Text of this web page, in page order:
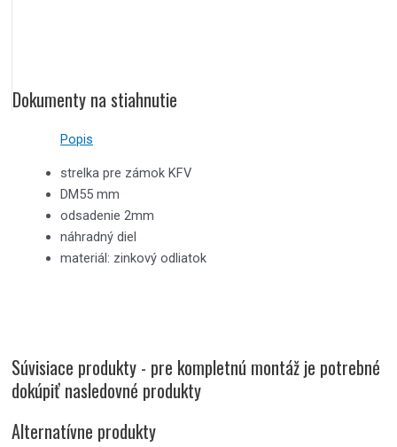
Dokumenty na stiahnutie
Popis
strelka pre zámok KFV
DM55 mm
odsadenie 2mm
náhradný diel
materiál: zinkový odliatok
Súvisiace produkty - pre kompletnú montáž je potrebné
dokúpiť nasledovné produkty
Alternatívne produkty